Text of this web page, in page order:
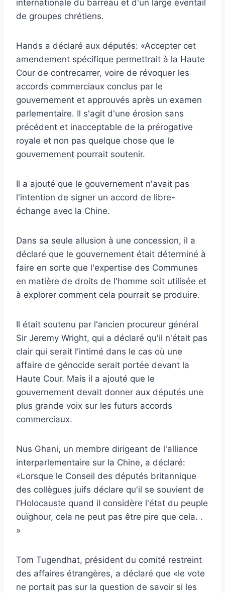
internationale du barreau et d'un large éventail
de groupes chrétiens.
Hands a déclaré aux députés: «Accepter cet
amendement spécifique permettrait à la Haute
Cour de contrecarrer, voire de révoquer les
accords commerciaux conclus par le
gouvernement et approuvés après un examen
parlementaire. Il s'agit d'une érosion sans
précédent et inacceptable de la prérogative
royale et non pas quelque chose que le
gouvernement pourrait soutenir.
Il a ajouté que le gouvernement n'avait pas
l'intention de signer un accord de libre-
échange avec la Chine.
Dans sa seule allusion à une concession, il a
déclaré que le gouvernement était déterminé à
faire en sorte que l'expertise des Communes
en matière de droits de l'homme soit utilisée et
à explorer comment cela pourrait se produire.
Il était soutenu par l'ancien procureur général
Sir Jeremy Wright, qui a déclaré qu'il n'était pas
clair qui serait l'intimé dans le cas où une
affaire de génocide serait portée devant la
Haute Cour. Mais il a ajouté que le
gouvernement devait donner aux députés une
plus grande voix sur les futurs accords
commerciaux.
Nus Ghani, un membre dirigeant de l'alliance
interparlementaire sur la Chine, a déclaré:
«Lorsque le Conseil des députés britannique
des collègues juifs déclare qu'il se souvient de
l'Holocauste quand il considère l'état du peuple
ouïghour, cela ne peut pas être pire que cela. .
»
Tom Tugendhat, président du comité restreint
des affaires étrangères, a déclaré que «le vote
ne portait pas sur la question de savoir si les